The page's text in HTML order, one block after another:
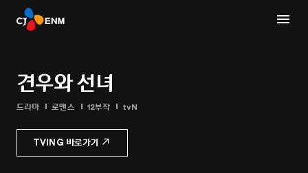
견우와 선녀
드라마 로맨스 12부작 tvN
TVING 바로가기